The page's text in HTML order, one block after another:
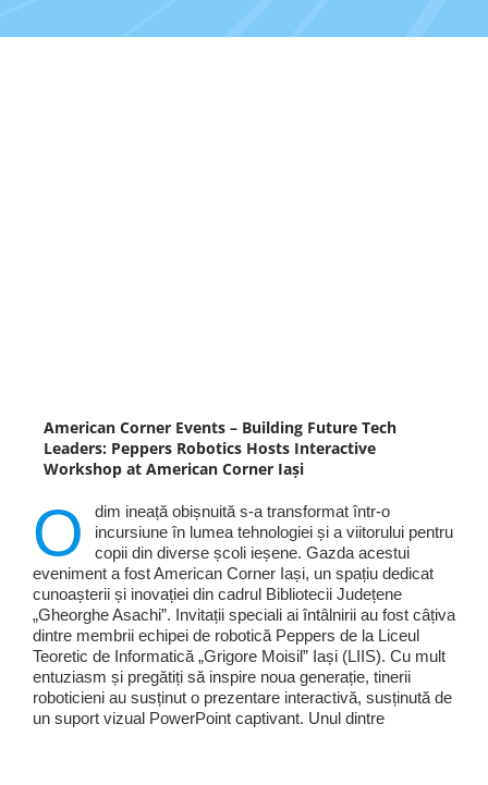
American Corner Events – Building Future Tech
Leaders: Peppers Robotics Hosts Interactive
Workshop at American Corner Iași
O
dim ineață obișnuită s-a transformat într-o
incursiune în lumea tehnologiei și a viitorului pentru
copii din diverse școli ieșene. Gazda acestui
eveniment a fost American Corner Iași, un spațiu dedicat
cunoașterii și inovației din cadrul Bibliotecii Județene
„Gheorghe Asachi”. Invitații speciali ai întâlnirii au fost câțiva
dintre membrii echipei de robotică Peppers de la Liceul
Teoretic de Informatică „Grigore Moisil” Iași (LIIS). Cu mult
entuziasm și pregătiți să inspire noua generație, tinerii
roboticieni au susținut o prezentare interactivă, susținută de
un suport vizual PowerPoint captivant. Unul dintre